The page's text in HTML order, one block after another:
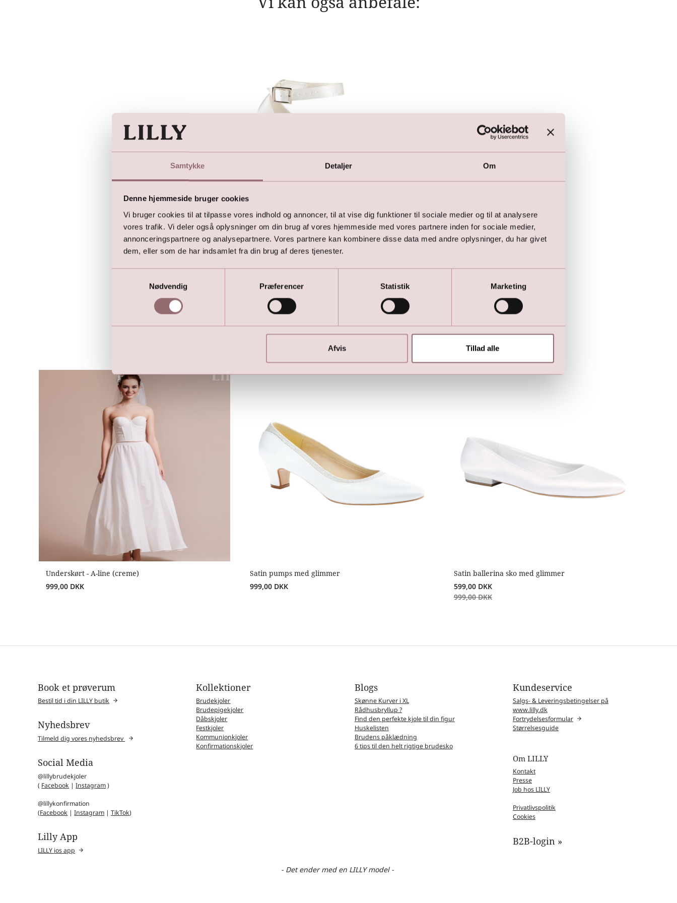
Samtykke Detaljer Om
Denne hjemmeside bruger cookies
Vi bruger cookies til at tilpasse vores indhold og annoncer, til at vise dig funktioner til sociale medier og til at analysere
vores trafik. Vi deler også oplysninger om din brug af vores hjemmeside med vores partnere inden for sociale medier,
annonceringspartnere og analysepartnere. Vores partnere kan kombinere disse data med andre oplysninger, du har givet
dem, eller som de har indsamlet fra din brug af deres tjenester.
Nødvendig
Præferencer Statistik Marketing
Afvis Tillad alle
Satin sandal med bred ankelrem
799,00 DKK
Her er favoritterne
Underskørt - A-line (creme)
999,00 DKK
Satin pumps med glimmer
999,00 DKK
Satin ballerina sko med glimmer
599,00 DKK
999,00 DKK
Book et prøverum
Bestil tid i din LILLY butik
Nyhedsbrev
Tilmeld dig vores nyhedsbrev
Social Media
@lillybrudekjoler
( Facebook |Instagram)
@lillykonfirmation
(Facebook |Instagram |TikTok)
Lilly App
LILLY ios app
Kollektioner
Brudekjoler
Brudepigekjoler
Dåbskjoler
Festkjoler
Kommunionkjoler
Konfirmationskjoler
Blogs
Skønne Kurver i XL
Rådhusbryllup ?
Find den perfekte kjole til din figur
Huskelisten
Brudens påklædning
6 tips til den helt rigtige brudesko
Kundeservice
Salgs- & Leveringsbetingelser på
www.lilly.dk
Fortrydelsesformular
Størrelsesguide
Om LILLY
Kontakt
Presse
Job hos LILLY
Privatlivspolitik
Cookies
B2B-login »
- Det ender med en LILLY model -